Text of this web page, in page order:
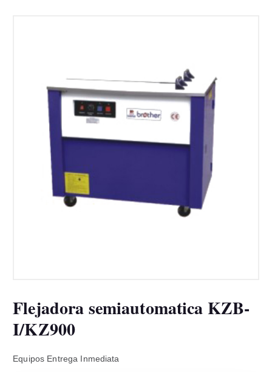
Flejadora semiautomatica KZB-
I/KZ900
Equipos Entrega Inmediata